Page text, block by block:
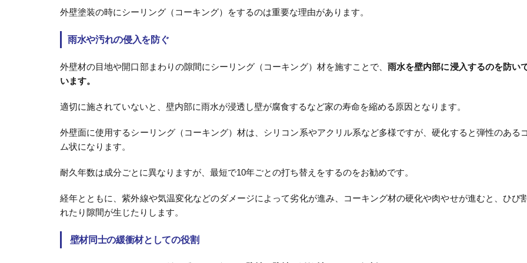
外壁塗装の時にシーリング（コーキング）をするのは重要な理由があります。
雨水や汚れの侵入を防ぐ
外壁材の目地や開口部まわりの隙間にシーリング（コーキング）材を施すことで、雨水を壁内部に浸入するのを防い
います。
適切に施されていないと、壁内部に雨水が浸透し壁が腐食するなど家の寿命を縮める原因となります。
外壁面に使用するシーリング（コーキング）材は、シリコン系やアクリル系など多様ですが、硬化すると弾性のある
ム状になります。
耐久年数は成分ごとに異なりますが、最短で10年ごとの打ち替えをするのをお勧めです。
経年とともに、紫外線や気温変化などのダメージによって劣化が進み、コーキング材の硬化や肉やせが進むと、ひび割
れたり隙間が生じたりします。
壁材同士の緩衝材としての役割